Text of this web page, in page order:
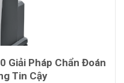
Giải Pháp Chẩn Đoán
Tin Cậy